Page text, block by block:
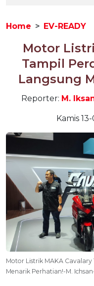
Home EV-READY
Motor
Tampil
Langsung
Reporter: M.
Kamis
Motor Listrik MAKA Cavalary
Menarik Perhatian!-M.